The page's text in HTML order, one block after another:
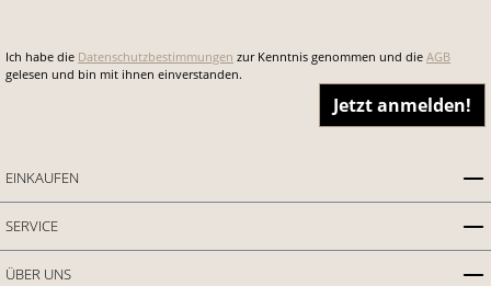
Ich habe die Datenschutzbestimmungen zur Kenntnis genommen und die AGB
gelesen und bin mit ihnen einverstanden.
Jetzt anmelden!
EINKAUFEN
SERVICE
ÜBER UNS